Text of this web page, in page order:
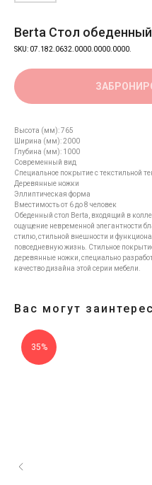
Berta Стол
SKU: 07.182.0632.0000.0000.0000.
Высота (мм): 765
Ширина (мм): 2000
Глубина (мм): 1000
Cовременный вид
Специальное покрытие с текстильной
Деревянные ножки
Эллиптическая форма
Вместимость от 6 до 8 человек
Обеденный стол Berta, входящий в
ощущение невременной элегантности
стилю, стильной внешности и
повседневную жизнь. Стильное
деревянные ножки, специально
качество дизайна этой серии мебели.
Вас могут
35%